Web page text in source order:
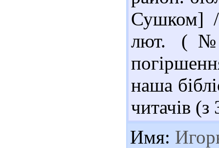
Сушком]
лют. (№
наша
читачів
Имя: